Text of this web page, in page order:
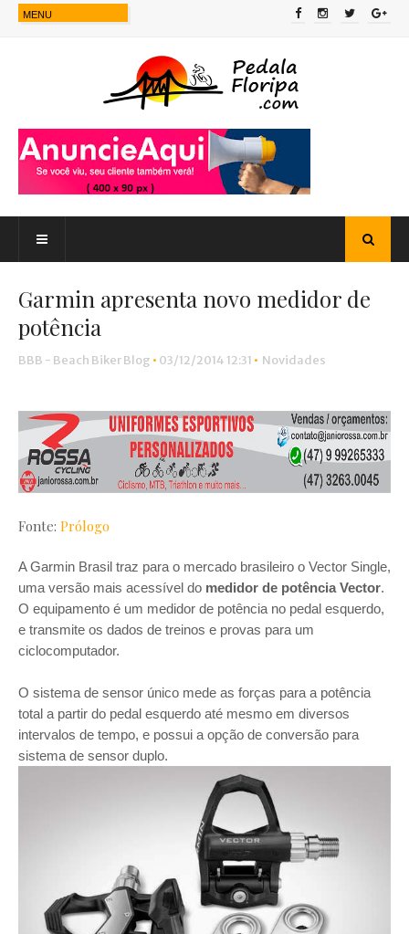
Garmin apresenta novo medidor de
potência
BBB - Beach Biker Blog • 03/12/2014 12:31 • Novidades
Fonte: Prólogo
A Garmin Brasil traz para o mercado brasileiro o Vector Single,
uma versão mais acessível do medidor de potência Vector.
O equipamento é um medidor de potência no pedal esquerdo,
e transmite os dados de treinos e provas para um
ciclocomputador.
O sistema de sensor único mede as forças para a potência
total a partir do pedal esquerdo até mesmo em diversos
intervalos de tempo, e possui a opção de conversão para
sistema de sensor duplo.